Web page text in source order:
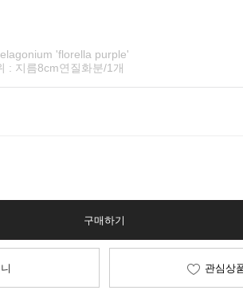
'florella purple'
: 지름8cm연질화분/1개
구매하기
관심상